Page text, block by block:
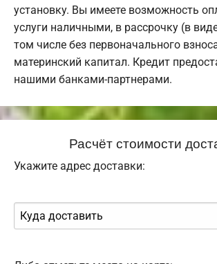
установку. Вы имеете возможность
услуги наличными, в рассрочку (в
том числе без первоначального
материнский капитал. Кредит
нашими банками-партнерами.
Расчёт стоимости
Укажите адрес доставки: